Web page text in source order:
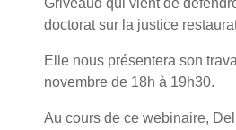
doctorat sur la justice
Elle nous présentera son
novembre de 18h à 19h30.
Au cours de ce webinaire,